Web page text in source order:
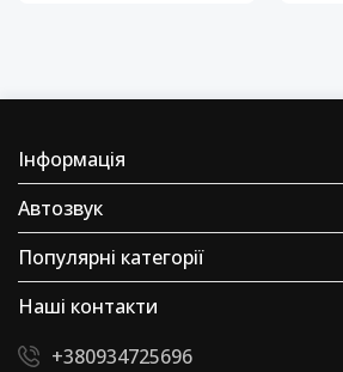
Інформація
Автозвук
Популярні категорії
Наші контакти
+380934725696